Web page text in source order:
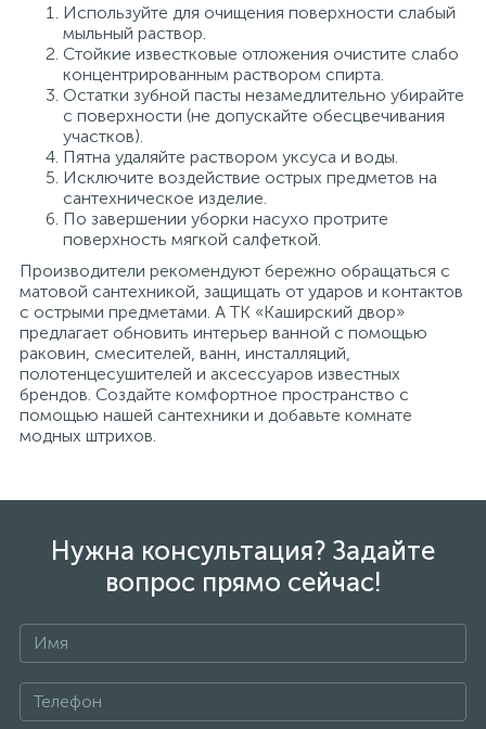
Используйте для очищения поверхности слабый
мыльный раствор.
Стойкие известковые отложения очистите слабо
концентрированным раствором спирта.
Остатки зубной пасты незамедлительно убирайте
с поверхности (не допускайте обесцвечивания
участков).
Пятна удаляйте раствором уксуса и воды.
Исключите воздействие острых предметов на
сантехническое изделие.
По завершении уборки насухо протрите
поверхность мягкой салфеткой.
Производители рекомендуют бережно обращаться с
матовой сантехникой, защищать от ударов и контактов
с острыми предметами. А ТК «Каширский двор»
предлагает обновить интерьер ванной с помощью
раковин, смесителей, ванн, инсталляций,
полотенцесушителей и аксессуаров известных
брендов. Создайте комфортное пространство с
помощью нашей сантехники и добавьте комнате
модных штрихов.
Нужна консультация? Задайте
вопрос прямо сейчас!